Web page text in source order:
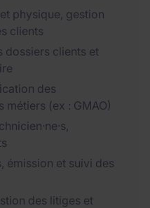
physique, gestion
clients
dossiers clients et
des
métiers (ex : GMAO)
émission et suivi des
des litiges et